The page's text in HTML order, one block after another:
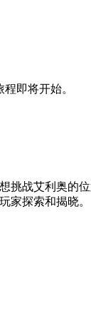
即将开始。
挑战艾利奥的
家探索和揭晓。